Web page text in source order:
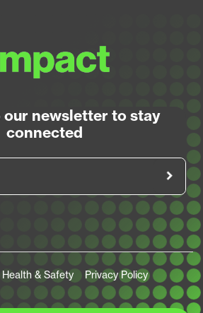
our newsletter to stay
connected
Health & Safety
Privacy Policy